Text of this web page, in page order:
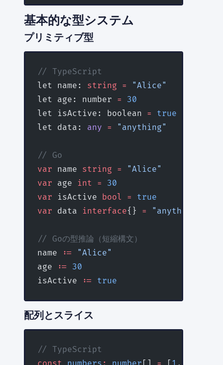
基本的な型システム
プリミティブ型
// TypeScript
let name: string = "Alice"
let age: number = 30
let isActive: boolean = true
let data: any = "anything"
// Go
var name string = "Alice"
var age int = 30
var isActive bool = true
var data interface{} = "anything"
// Goの型推論（短縮構文）
name
:= "Alice"
age
:= 30
isActive
:= true
配列とスライス
// TypeScript